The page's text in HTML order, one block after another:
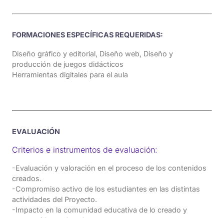
FORMACIONES ESPECÍFICAS REQUERIDAS:
Diseño gráfico y editorial, Diseño web, Diseño y
producción de juegos didácticos
Herramientas digitales para el aula
EVALUACIÓN
Criterios e instrumentos de evaluación:
-Evaluación y valoración en el proceso de los contenidos
creados.
-Compromiso activo de los estudiantes en las distintas
actividades del Proyecto.
-Impacto en la comunidad educativa de lo creado y